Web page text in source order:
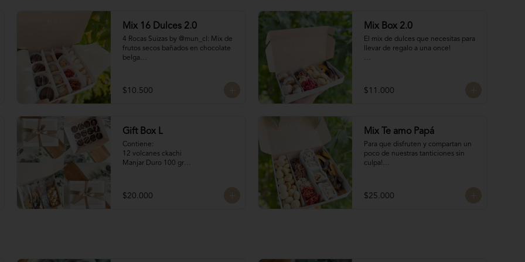
Mix 16 Dulces 2.0
4 Rocas Suizas by @mun_cl: Mix de
frutos secos bañados en chocolate
belga
blanco
4 Merenguitos con
$10.500
Mix Box 2.0
El mix de dulces que necesitas para
llevar de regalo a una once!
4 Rocas Suizas by @mun_cl: Mix de
frutos secos bañados en chocolate
Naranjitas con chocolate 50 gr
$11.000
Gift Box L
Contiene:
12 volcanes ckachi
Manjar Duro 100 gr
Naranjitas con chocolate
$20.000
Mix Te amo Papá
Para que disfruten y compartan un
poco de nuestras tanticiones sin
culpa!
8 San Estanislao (dulce de almendra
y manjar blanco)
$25.000